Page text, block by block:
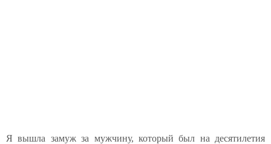
Я вышла замуж за мужчину, который был на десятилетия